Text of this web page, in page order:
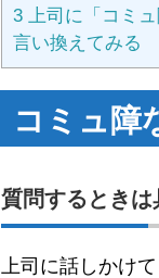
3 上司に「コミ
言い換えてみる
コミュ障
質問するときは
上司に話しかけ